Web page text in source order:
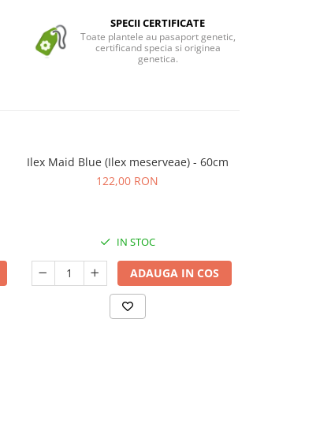
SPECII CERTIFICATE
Toate plantele au pasaport genetic,
certificand specia si originea
genetica.
Ilex Maid Blue (Ilex meserveae) - 60cm
122,00 RON
IN STOC
ADAUGA IN COS